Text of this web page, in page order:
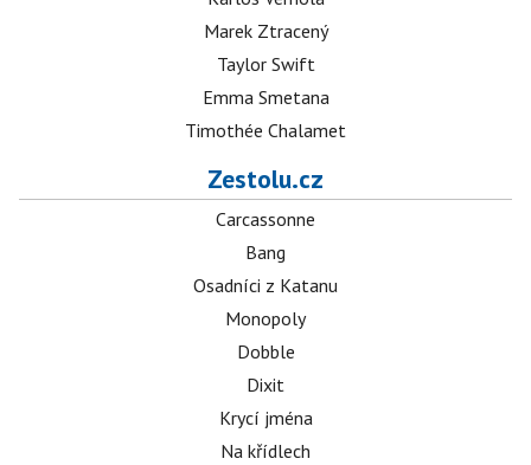
Marek Ztracený
Taylor Swift
Emma Smetana
Timothée Chalamet
Zestolu.cz
Carcassonne
Bang
Osadníci z Katanu
Monopoly
Dobble
Dixit
Krycí jména
Na křídlech